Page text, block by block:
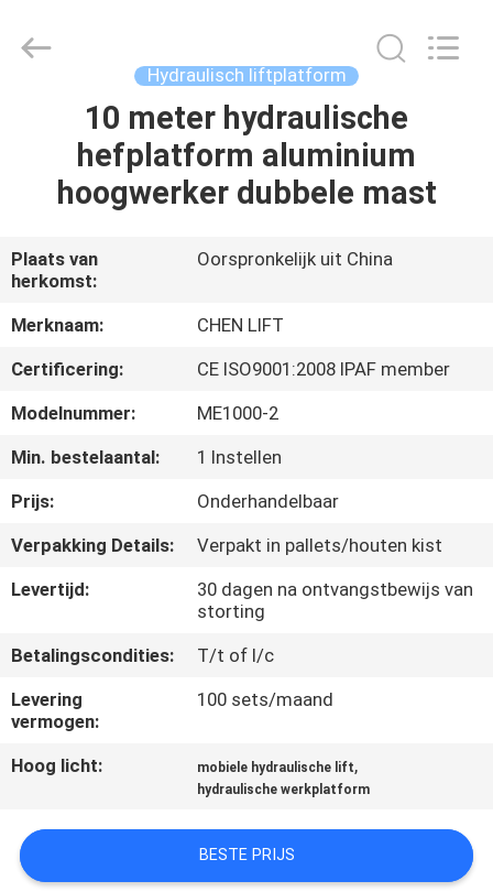
PRODUCTEN
OVER
ONS
FABRIEKSTOCHT
NEEM
CONTACT
MET
OP
NIEUWS
EEN
OFFERTE
LTD.
Hydraulisch liftplatform
10 meter hydraulische
hefplatform aluminium
hoogwerker dubbele mast
Plaats van
herkomst:
Oorspronkelijk uit China
Merknaam:
CHEN LIFT
Certificering:
CE ISO9001:2008 IPAF member
Modelnummer:
ME1000-2
Min. bestelaantal:
1 Instellen
Prijs:
Onderhandelbaar
Verpakking Details:
Verpakt in pallets/houten kist
Levertijd:
30 dagen na ontvangstbewijs van
storting
Betalingscondities:
T/t of l/c
Levering
vermogen:
100 sets/maand
Hoog licht: mobiele hydraulische lift,
hydraulische werkplatform
BESTE PRIJS